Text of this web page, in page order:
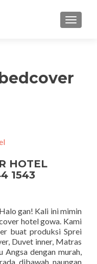
TUKAR
HOTEL
1543
gan! Kali ini mimin
hotel gowa. Kami
buat produksi Sprei
Duvet inner, Matras
dengan murah,
dibawah naungan